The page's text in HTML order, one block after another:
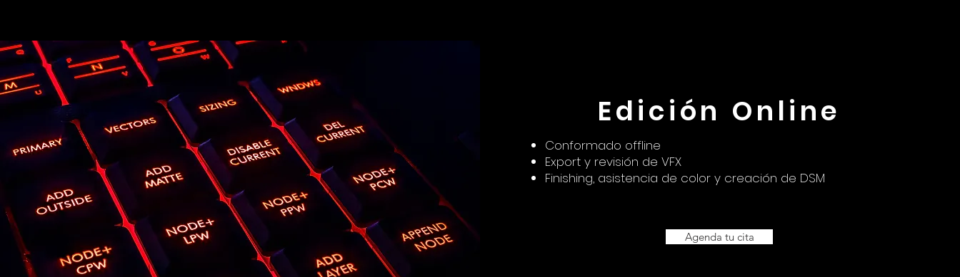
Edición Online
Conformado offline
Export y revisión de VFX
Finishing, asistencia de color y creación de DSM
Agenda tu cita